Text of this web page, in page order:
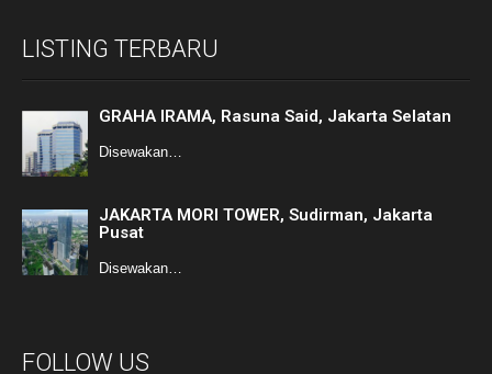
LISTING TERBARU
GRAHA IRAMA, Rasuna Said, Jakarta Selatan
Disewakan…
JAKARTA MORI TOWER, Sudirman, Jakarta
Pusat
Disewakan…
FOLLOW US